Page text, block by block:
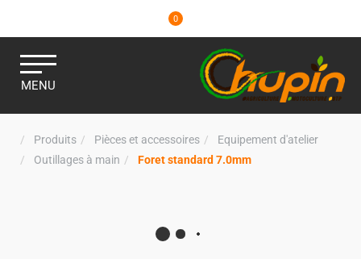
0
MENU
Produits Pièces et accessoires
Equipement d'atelier
Outillages à main
Foret standard 7.0mm